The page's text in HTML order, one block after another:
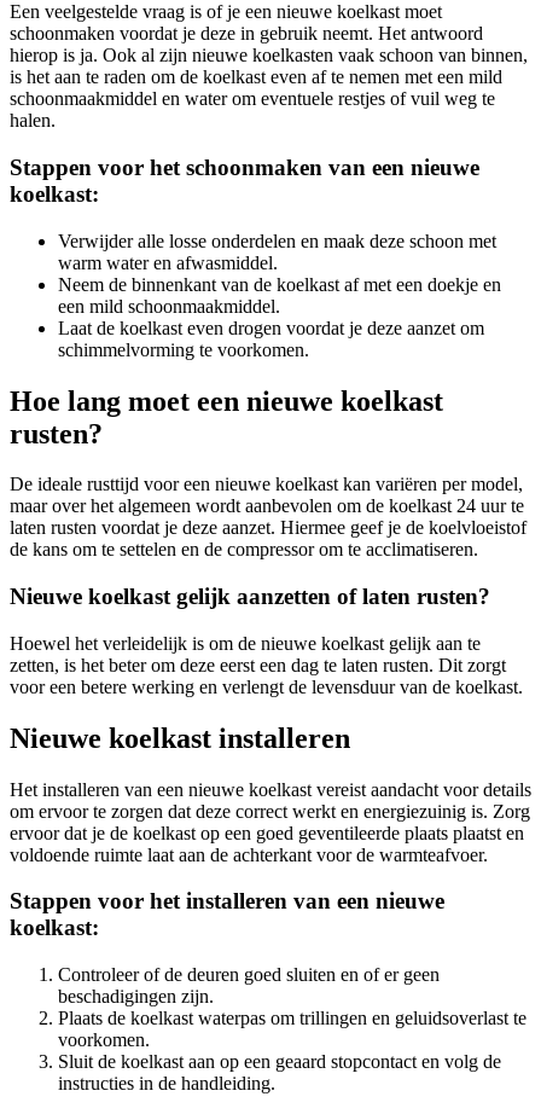
Een veelgestelde vraag is of je een nieuwe koelkast moet
schoonmaken voordat je deze in gebruik neemt. Het antwoord
hierop is ja. Ook al zijn nieuwe koelkasten vaak schoon van binnen,
is het aan te raden om de koelkast even af te nemen met een mild
schoonmaakmiddel en water om eventuele restjes of vuil weg te
halen.
Stappen voor het schoonmaken van een nieuwe
koelkast:
Verwijder alle losse onderdelen en maak deze schoon met
warm water en afwasmiddel.
Neem de binnenkant van de koelkast af met een doekje en
een mild schoonmaakmiddel.
Laat de koelkast even drogen voordat je deze aanzet om
schimmelvorming te voorkomen.
Hoe lang moet een nieuwe koelkast
rusten?
De ideale rusttijd voor een nieuwe koelkast kan variëren per model,
maar over het algemeen wordt aanbevolen om de koelkast 24 uur te
laten rusten voordat je deze aanzet. Hiermee geef je de koelvloeistof
de kans om te settelen en de compressor om te acclimatiseren.
Nieuwe koelkast gelijk aanzetten of laten rusten?
Hoewel het verleidelijk is om de nieuwe koelkast gelijk aan te
zetten, is het beter om deze eerst een dag te laten rusten. Dit zorgt
voor een betere werking en verlengt de levensduur van de koelkast.
Nieuwe koelkast installeren
Het installeren van een nieuwe koelkast vereist aandacht voor details
om ervoor te zorgen dat deze correct werkt en energiezuinig is. Zorg
ervoor dat je de koelkast op een goed geventileerde plaats plaatst en
voldoende ruimte laat aan de achterkant voor de warmteafvoer.
Stappen voor het installeren van een nieuwe
koelkast:
Controleer of de deuren goed sluiten en of er geen
beschadigingen zijn.
Plaats de koelkast waterpas om trillingen en geluidsoverlast te
voorkomen.
Sluit de koelkast aan op een geaard stopcontact en volg de
instructies in de handleiding.